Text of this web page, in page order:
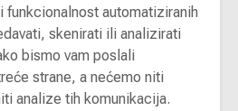
automatiziranih
skenirati ili analizirati
bismo vam poslali
strane, a nećemo niti
analize tih komunikacija.